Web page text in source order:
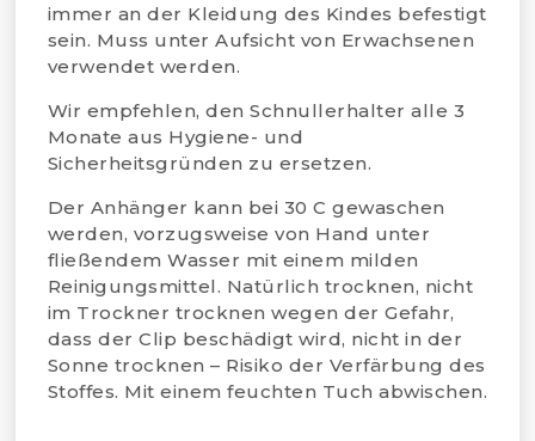
immer an der Kleidung des Kindes befestigt
sein. Muss unter Aufsicht von Erwachsenen
verwendet werden.
Wir empfehlen, den Schnullerhalter alle 3
Monate aus Hygiene- und
Sicherheitsgründen zu ersetzen.
Der Anhänger kann bei 30 C gewaschen
werden, vorzugsweise von Hand unter
fließendem Wasser mit einem milden
Reinigungsmittel. Natürlich trocknen, nicht
im Trockner trocknen wegen der Gefahr,
dass der Clip beschädigt wird, nicht in der
Sonne trocknen – Risiko der Verfärbung des
Stoffes. Mit einem feuchten Tuch abwischen.